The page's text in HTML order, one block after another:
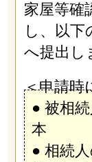
家屋等確
し、以下
へ提出し
＜申請時
● 被相
本
● 相続